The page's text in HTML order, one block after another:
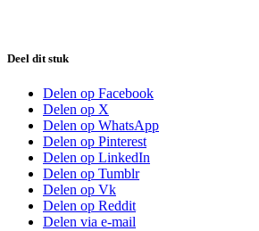
Deel dit stuk
Delen op Facebook
Delen op X
Delen op WhatsApp
Delen op Pinterest
Delen op LinkedIn
Delen op Tumblr
Delen op Vk
Delen op Reddit
Delen via e-mail